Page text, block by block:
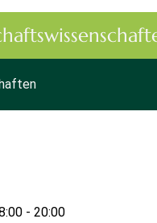
- 20:00